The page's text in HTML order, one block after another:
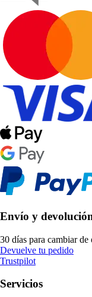
Envío y
30 días para cambiar de
Devuelve tu pedido
Trustpilot
Servicios